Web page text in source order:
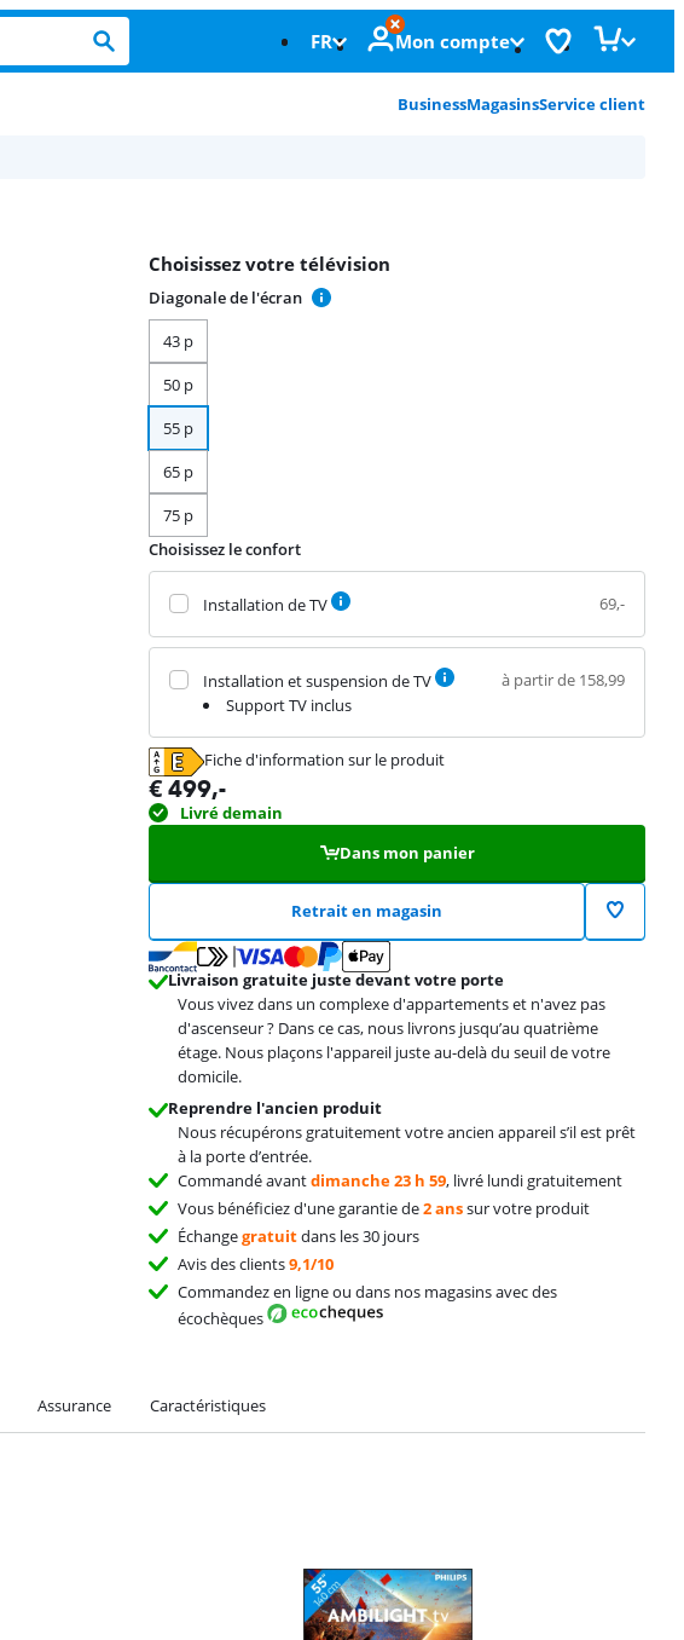
FR Mon compte
BusinessMagasinsService client
Choisissez votre télévision
Diagonale de l'écran
43 p
50 p
55 p
65 p
75 p
Choisissez le confort
Installation de TV 69,-
Installation et suspension de TV
Support TV inclus
à partir de 158,99
Fiche d'information sur le produit
s'ouvre dans un nouvel onglet
€499,-
Livré demain
Dans mon panier
Retrait en magasin
Livraison gratuite juste devant votre porte
Vous vivez dans un complexe d'appartements et n'avez pas
d'ascenseur ? Dans ce cas, nous livrons jusqu’au quatrième
étage. Nous plaçons l'appareil juste au-delà du seuil de votre
domicile.
Reprendre l'ancien produit
Nous récupérons gratuitement votre ancien appareil s’il est prêt
à la porte d’entrée.
Commandé avantdimanche 23 h 59, livré lundi gratuitement
Vous bénéficiez d'une garantie de2 anssur votre produit
Échangegratuitdans les 30 jours
Avis des clients9,1/10
Commandez en ligne ou dans nos magasins avec des
écochèques
Assurance Caractéristiques